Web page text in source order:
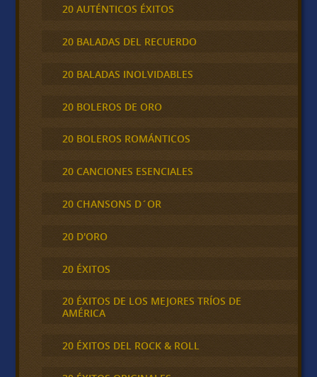
20 AUTÉNTICOS ÉXITOS
20 BALADAS DEL RECUERDO
20 BALADAS INOLVIDABLES
20 BOLEROS DE ORO
20 BOLEROS ROMÁNTICOS
20 CANCIONES ESENCIALES
20 CHANSONS D´OR
20 D'ORO
20 ÉXITOS
20 ÉXITOS DE LOS MEJORES TRÍOS DE
AMÉRICA
20 ÉXITOS DEL ROCK & ROLL